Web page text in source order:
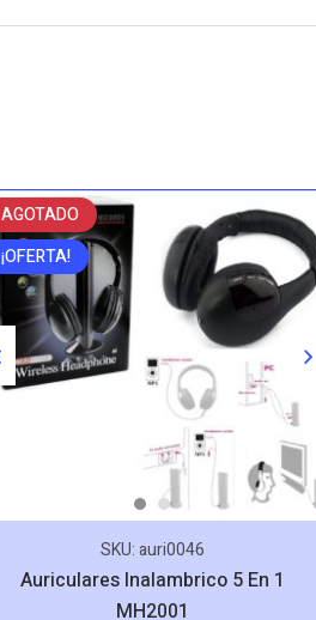
AGOTADO
¡OFERTA!
SKU:auri0046
Auriculares Inalambrico 5 En 1
MH2001